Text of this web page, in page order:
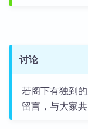
讨论
若阁下有独到
留言，与大家共